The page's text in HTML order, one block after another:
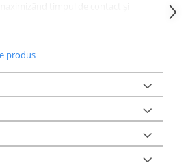
usca rapid. Acest lucru îl face ideal
regulată, cât și pentru curățarea
Magic Wheel Cleaner este sigur
de jante moderne, inclusiv jante
și jante din oțel.
produs